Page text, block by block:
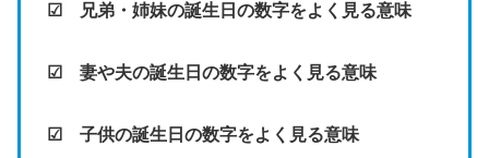
☑ 兄弟・姉妹の誕生日の数字をよく見る意味
☑ 妻や夫の誕生日の数字をよく見る意味
☑ 子供の誕生日の数字をよく見る意味